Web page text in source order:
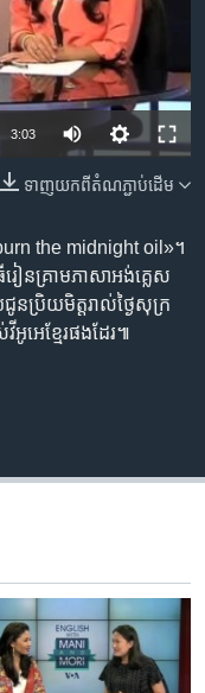
3:03
ទាញ​យក​ពី​តំណភ្ជាប់​ដើម
the midnight oil»។
ៀន​គ្រាម​ភាសា​អង់គ្លេស​
ន​ប្រិយមិត្ត​រាល់​ថ្ងៃសុក្រ​
អេ​ខ្មែរ​ផងដែរ៕